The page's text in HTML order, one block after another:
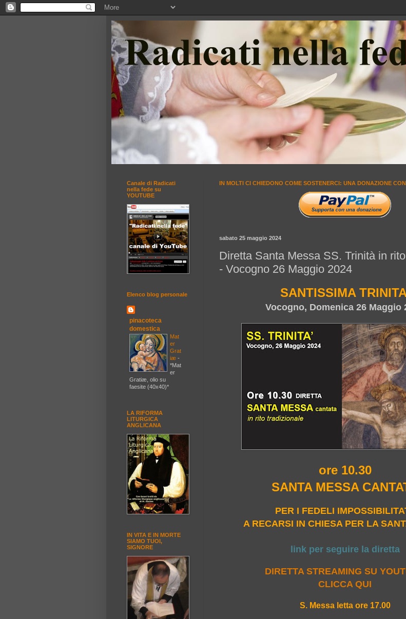
IN MOLTI CI CHIEDONO COME SOSTENERCI: UNA DONAZIONE
sabato 25 maggio 2024
Diretta Santa Messa SS. Trinità in
- Vocogno 26 Maggio 2024
SANTISSIMA
Vocogno, Domenica 26 Maggio
ore 10.30
SANTA MESSA
PER I FEDELI
A RECARSI IN CHIESA PER LA
link per seguire la diretta
DIRETTA STREAMING SU
CLICCA QUI
S. Messa letta ore 17.00
Canale di Radicati
nella fede su
YOUTUBE
Elenco blog personale
pinacoteca
domestica
Mat
er
Grat
iæ -
*Mat
er
Gratiæ, olio su
faesite (40x40)*
LA RIFORMA
LITURGICA
ANGLICANA
IN VITA E IN MORTE
SIAMO TUOI,
SIGNORE